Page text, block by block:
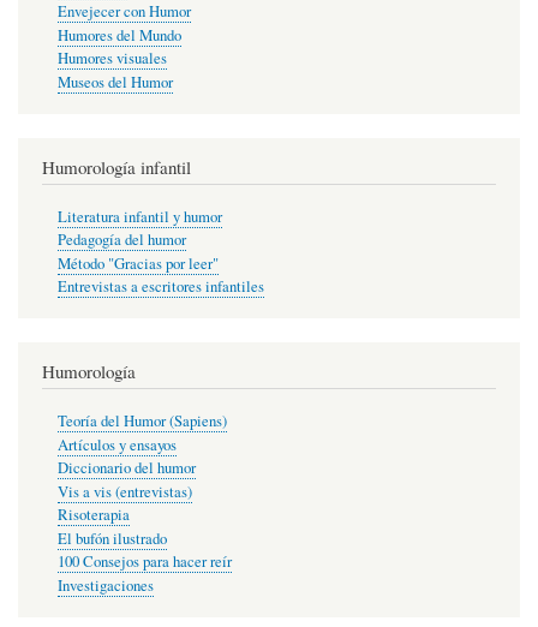
Envejecer con Humor
Humores del Mundo
Humores visuales
Museos del Humor
Humorología infantil
Literatura infantil y humor
Pedagogía del humor
Método "Gracias por leer"
Entrevistas a escritores infantiles
Humorología
Teoría del Humor (Sapiens)
Artículos y ensayos
Diccionario del humor
Vis a vis (entrevistas)
Risoterapia
El bufón ilustrado
100 Consejos para hacer reír
Investigaciones